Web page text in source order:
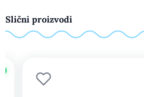
Slični proizvodi